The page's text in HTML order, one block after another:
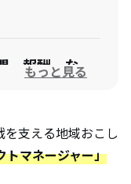
、報酬、な
もっと見る
支える地域おこし
トマネージャー」